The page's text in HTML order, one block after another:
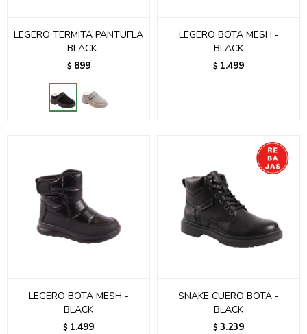
LEGERO TERMITA PANTUFLA
- BLACK
$ 899
LEGERO BOTA MESH -
BLACK
$ 1.499
LEGERO BOTA MESH -
BLACK
$ 1.499
SNAKE CUERO BOTA -
BLACK
$ 3.239